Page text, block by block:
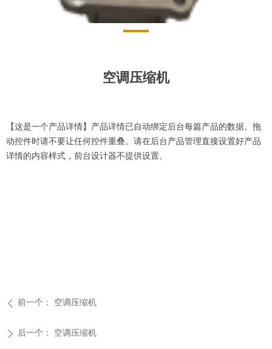
空调压缩机
ꄴ 前一个： 空调压缩机
ꄲ 后一个： 空调压缩机
【这是一个产品详情】产品详情已自动绑定后台每篇产品的数据。拖
动控件时请不要让任何控件重叠。请在后台产品管理直接设置好产品
详情的内容样式，前台设计器不提供设置。